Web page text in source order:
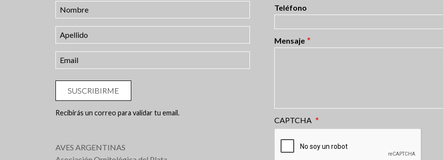
SUSCRIBIRME
Recibirás un correo para validar tu email.
AVES ARGENTINAS
Teléfono
Mensaje
CAPTCHA